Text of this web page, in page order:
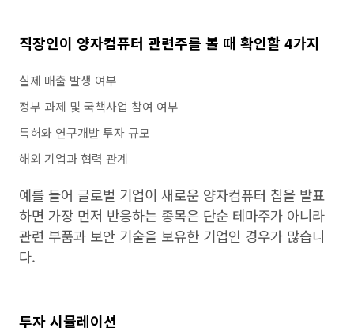
직장인이 양자컴퓨터 관련주를 볼 때 확인할 4가지
실제 매출 발생 여부
정부 과제 및 국책사업 참여 여부
특허와 연구개발 투자 규모
해외 기업과 협력 관계
예를 들어 글로벌 기업이 새로운 양자컴퓨터 칩을 발표
하면 가장 먼저 반응하는 종목은 단순 테마주가 아니라
관련 부품과 보안 기술을 보유한 기업인 경우가 많습니
다.
투자 시뮬레이션